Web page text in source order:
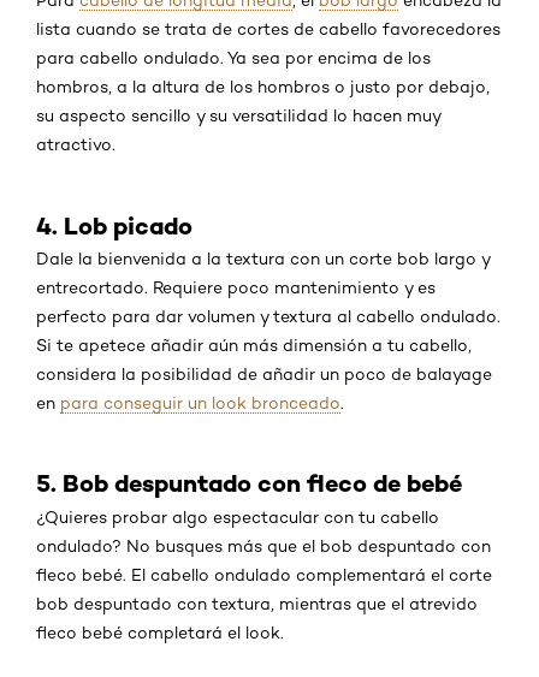
lista cuando se trata de cortes de cabello favorecedores
para cabello ondulado. Ya sea por encima de los
hombros, a la altura de los hombros o justo por debajo,
su aspecto sencillo y su versatilidad lo hacen muy
atractivo.
4. Lob picado
Dale la bienvenida a la textura con un corte bob largo y
entrecortado. Requiere poco mantenimiento y es
perfecto para dar volumen y textura al cabello ondulado.
Si te apetece añadir aún más dimensión a tu cabello,
considera la posibilidad de añadir un poco de balayage
en para conseguir un look bronceado.
5. Bob despuntado con fleco de bebé
¿Quieres probar algo espectacular con tu cabello
ondulado? No busques más que el bob despuntado con
fleco bebé. El cabello ondulado complementará el corte
bob despuntado con textura, mientras que el atrevido
fleco bebé completará el look.